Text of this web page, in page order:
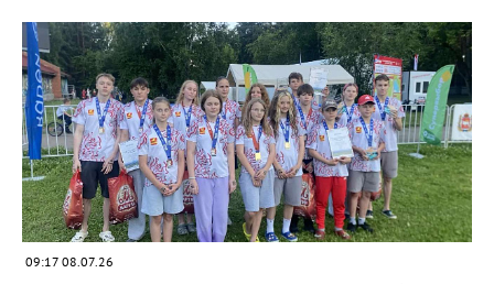
экспедициями и тренировками старшие «Горные стрелки»
финишировали вторыми, а их товарищи из средней группы –
третьими. В соревновательной программе были и визитка, и
видеоролик, а также викторина, конкурс музейных
экспотнатов и «профессиональный» этап под названием
«Эксгумация. Документирование работ», где средняя группа
лидировала, а старшие взяли бронзу. Всего «Горные стрелки»
привезли 13 наград разного достоинства. В средней группе
представители отряда стали вице-чемпионами, в старшей –
замкнули тройку лучших.
09:17 08.07.26